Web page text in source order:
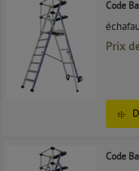
Code
Prix
Code